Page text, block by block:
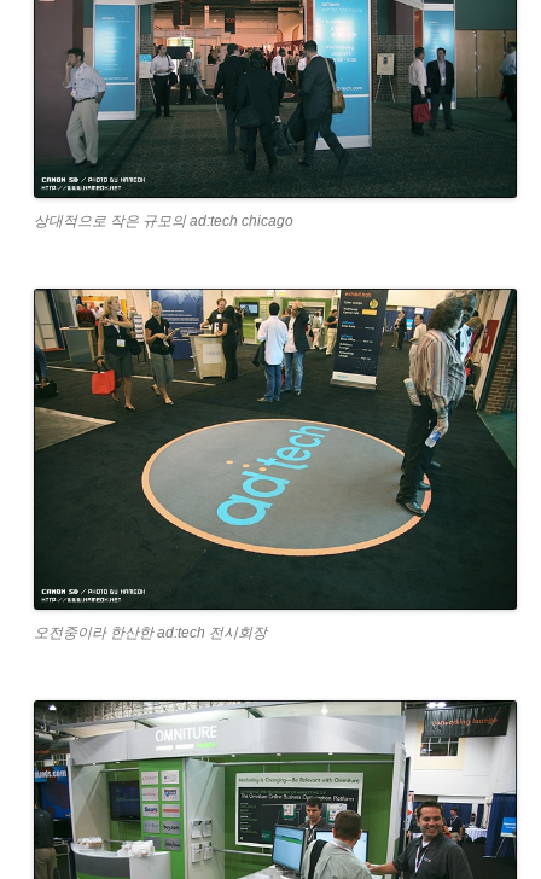
상대적으로 작은 규모의 ad:tech chicago
오전중이라 한산한 ad:tech 전시회장